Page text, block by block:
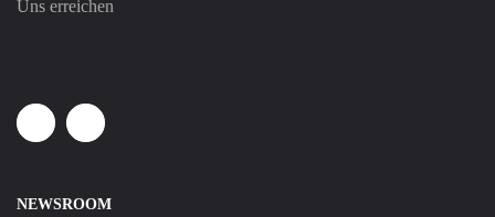
Uns erreichen
LinkedinYoutube
NEWSROOM